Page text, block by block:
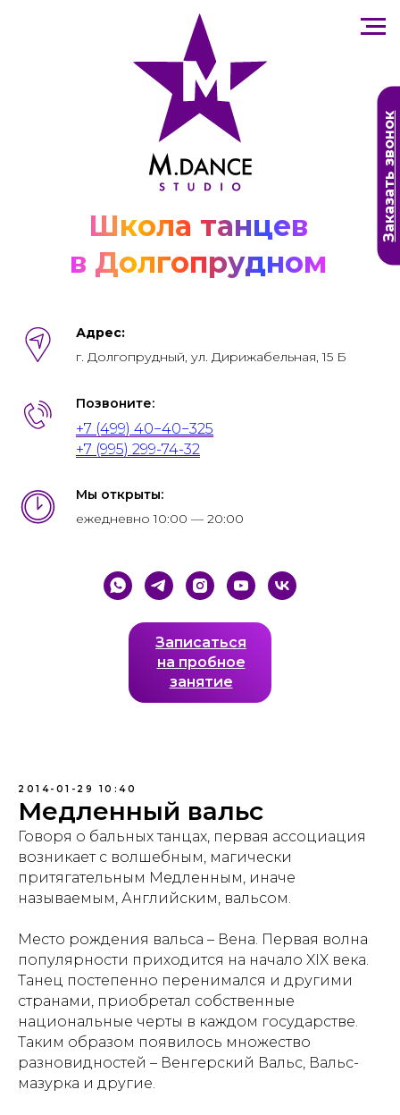
Школа танцев
в Долгопрудном
Адрес:
г. Долгопрудный, ул. Дирижабельная, 15 Б
Позвоните:
+7 (499) 40−40−325
+7 (995) 299-74-32
Мы открыты:
ежедневно 10:00 — 20:00
Записаться
на пробное
занятие
Заказать звонок
2014-01-29 10:40
Медленный вальс
Говоря о бальных танцах, первая ассоциация
возникает с волшебным, магически
притягательным Медленным, иначе
называемым, Английским, вальсом.
Место рождения вальса – Вена. Первая волна
популярности приходится на начало XIX века.
Танец постепенно перенимался и другими
странами, приобретал собственные
национальные черты в каждом государстве.
Таким образом появилось множество
разновидностей – Венгерский Вальс, Вальс-
мазурка и другие.